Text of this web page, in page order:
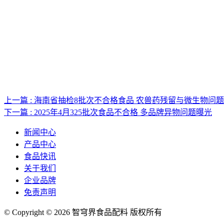
上一篇 : 海南省抽检8批次不合格食品 农兽药残留与微生物问
下一篇 : 2025年4月325批次食品不合格 多品牌异物问题曝光
新闻中心
产品中心
食品快讯
关于我们
企业品牌
免责声明
© Copyright © 2026 智穹界食品配料 版权所有